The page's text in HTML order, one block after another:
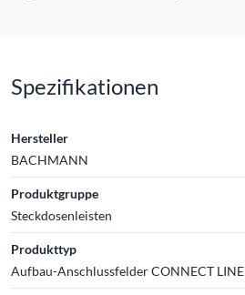
Spezifikationen
Hersteller
BACHMANN
Produktgruppe
Steckdosenleisten
Produkttyp
Aufbau-Anschlussfelder CONNECT LINE